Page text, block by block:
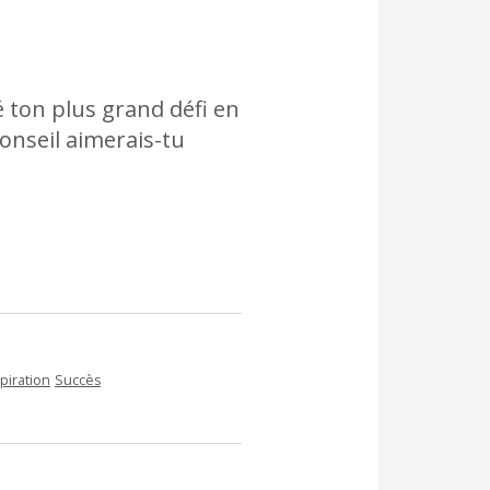
ton plus grand défi en
aimerais-tu
Succès